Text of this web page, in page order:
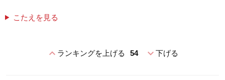
こたえを見る
expand_lessランキングを上げる 54 expand_more下げる